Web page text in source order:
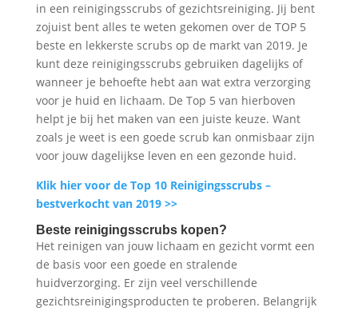
in een reinigingsscrubs of gezichtsreiniging. Jij bent
zojuist bent alles te weten gekomen over de TOP 5
beste en lekkerste scrubs op de markt van 2019. Je
kunt deze reinigingsscrubs gebruiken dagelijks of
wanneer je behoefte hebt aan wat extra verzorging
voor je huid en lichaam. De Top 5 van hierboven
helpt je bij het maken van een juiste keuze. Want
zoals je weet is een goede scrub kan onmisbaar zijn
voor jouw dagelijkse leven en een gezonde huid.
Klik hier voor de Top 10 Reinigingsscrubs –
bestverkocht van 2019 >>
Beste reinigingsscrubs kopen?
Het reinigen van jouw lichaam en gezicht vormt een
de basis voor een goede en stralende
huidverzorging. Er zijn veel verschillende
gezichtsreinigingsproducten te proberen. Belangrijk